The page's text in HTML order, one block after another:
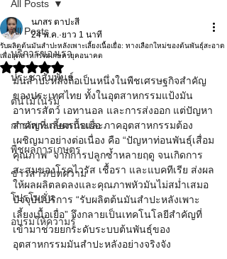
All Posts
บริการของเรา
ประชาสัมพันธ์
ต้นไม้ในร่ม
การเพาะเลี้ยงเนื้อเยื่อ
พืชผลการเกษตร
ข่าวสาร/บทความ
โปรโมชั่น
อบรมให้ความรู้
All Posts
รับผลิตต้นมันสำปะหลังเพาะเลี้ยงเนื้อเยื่อ: ทางเลือกใหม่ของต้นพันธุ์สะอาด
เพื่ออุตสาหกรรมเกษตรยุคอนาคต
นภสร ตาปะสี
24 พ.ค. ยาว 1 นาที
ได้รับ NaN เต็ม 5 ดาว
มันสำปะหลังถือเป็นหนึ่งในพืชเศรษฐกิจสำคัญ
ของประเทศไทย ทั้งในอุตสาหกรรมแป้งมัน
อาหารสัตว์ เอทานอล และการส่งออก แต่ปัญหา
สำคัญที่เกษตรกรและภาคอุตสาหกรรมต้อง
เผชิญมาอย่างต่อเนื่อง คือ “ปัญหาท่อนพันธุ์เสื่อม
คุณภาพ” จากการปลูกซ้ำหลายฤดู จนเกิดการ
สะสมของโรคไวรัส เชื้อรา และแบคทีเรีย ส่งผล
ให้ผลผลิตลดลงและคุณภาพหัวมันไม่สม่ำเสมอ
ปัจจุบันบริการ “รับผลิตต้นมันสำปะหลังเพาะ
เลี้ยงเนื้อเยื่อ” จึงกลายเป็นเทคโนโลยีสำคัญที่
เข้ามาช่วยยกระดับระบบต้นพันธุ์ของ
อุตสาหกรรมมันสำปะหลังอย่างจริงจัง